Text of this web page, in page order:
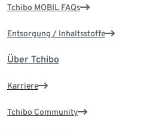
Tchibo MOBIL FAQs
Entsorgung / Inhaltsstoffe
Über Tchibo
Karriere
Tchibo Community